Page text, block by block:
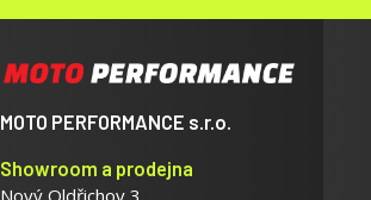
MOTO PERFORMANCE s.r.o.
Showroom a prodejna
Nový Oldřichov 3